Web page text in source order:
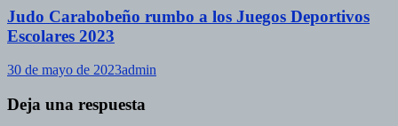
Judo Carabobeño rumbo a los Juegos Deportivos
Escolares 2023
30 de mayo de 2023admin
Deja una respuesta